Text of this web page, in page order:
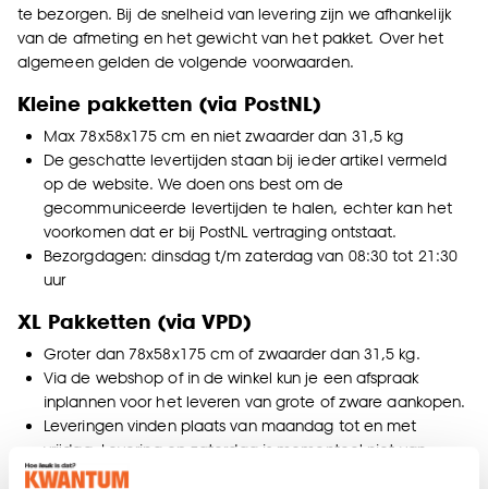
te bezorgen. Bij de snelheid van levering zijn we afhankelijk
van de afmeting en het gewicht van het pakket. Over het
algemeen gelden de volgende voorwaarden.
Kleine pakketten (via PostNL)
Max 78x58x175 cm en niet zwaarder dan 31,5 kg
De geschatte levertijden staan bij ieder artikel vermeld
op de website. We doen ons best om de
gecommuniceerde levertijden te halen, echter kan het
voorkomen dat er bij PostNL vertraging ontstaat.
Bezorgdagen: dinsdag t/m zaterdag van 08:30 tot 21:30
uur
XL Pakketten (via VPD)
Groter dan 78x58x175 cm of zwaarder dan 31,5 kg.
Via de webshop of in de winkel kun je een afspraak
inplannen voor het leveren van grote of zware aankopen.
Leveringen vinden plaats van maandag tot en met
vrijdag. Levering op zaterdag is momenteel niet van
toepassing.